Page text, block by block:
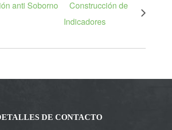
anti Soborno
Construcción de
Indicadores
DE CONTACTO